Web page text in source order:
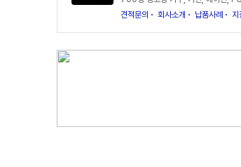
견적문의
회사소개 납품사례 지